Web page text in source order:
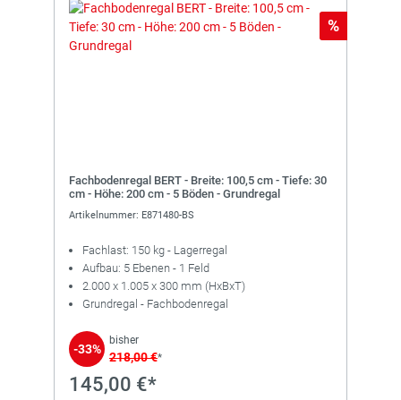
Rabatt
%
Fachbodenregal BERT - Breite: 100,5 cm - Tiefe: 30
cm - Höhe: 200 cm - 5 Böden - Grundregal
Artikelnummer: E871480-BS
Fachlast: 150 kg - Lagerregal
Aufbau: 5 Ebenen - 1 Feld
2.000 x 1.005 x 300 mm (HxBxT)
Grundregal - Fachbodenregal
-33%
bisher
218,00 €*
145,00 €*